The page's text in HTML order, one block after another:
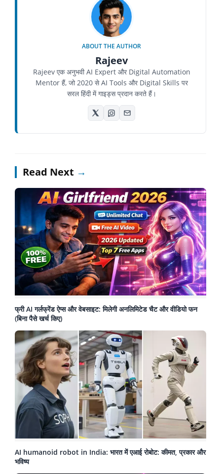
ABOUT THE AUTHOR
Rajeev
Rajeev एक अनुभवी AI Expert और Digital Automation
Mentor हैं, जो 2020 से AI Tools और Digital Skills पर
सरल हिंदी में गाइड्स प्रदान करते हैं।
Read Next →
फ्री AI गर्लफ्रेंड ऐप्स और वेबसाइट: मिलेगी अनलिमिटेड चैट और वीडियो फन
(बिना पैसे खर्च किए)
AI humanoid robot in India: भारत में एआई रोबोट: कीमत, प्रकार और
भविष्य